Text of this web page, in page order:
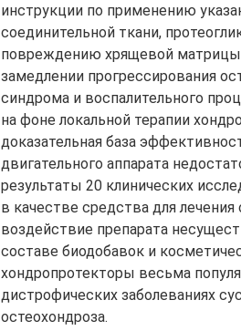
инструкции по применению
соединительной ткани,
повреждению хрящевой
замедлении прогрессирования
синдрома и воспалительного
на фоне локальной терапии
доказательная база
двигательного аппарата
результаты 20 клинических
в качестве средства для
воздействие препарата
составе биодобавок и
хондропротекторы весьма
дистрофических заболеваниях
остеохондроза.